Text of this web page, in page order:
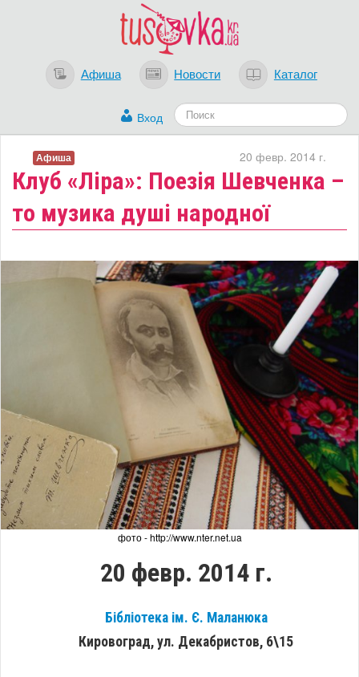
Афиша Новости Каталог
Вход
Клуб «Ліра»: Поезія Шевченка –
то музика душі народної
20 февр. 2014 г.
Афиша
фото - http://www.nter.net.ua
20 февр. 2014 г.
Бібліотека ім. Є. Маланюка
Кировоград, ул. Декабристов, 6\15